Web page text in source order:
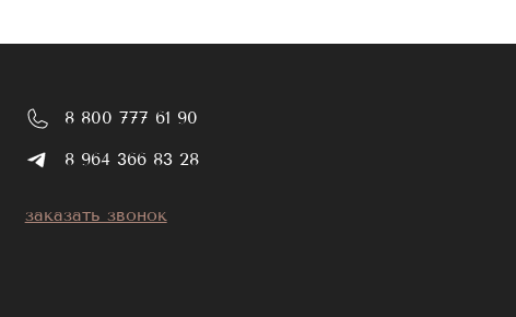
8 800 777 61 90
8 964 366 83 28
заказать звонок